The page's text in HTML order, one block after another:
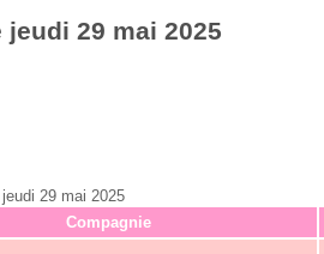
29 mai 2025
29 mai 2025
Compagnie